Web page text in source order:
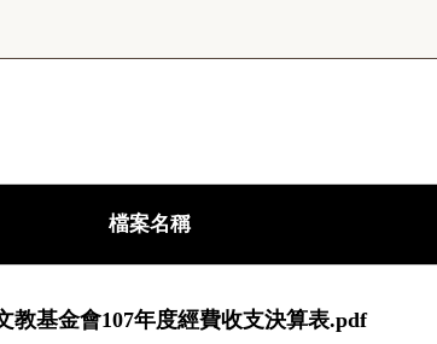
檔案名稱
教基金會107年度經費收支決算表.pdf